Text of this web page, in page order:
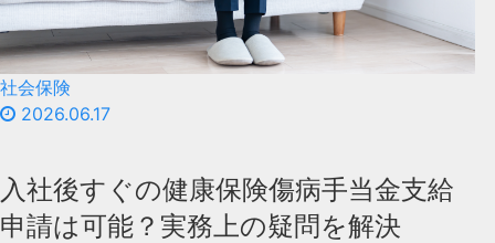
社会保険
2026.06.17
入社後すぐの健康保険傷病手当金支給
申請は可能？実務上の疑問を解決